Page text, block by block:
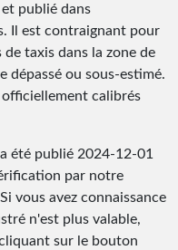
publié dans
Il est contraignant pour
taxis dans la zone de
ou sous-estimé.
calibrés
été publié 2024-12-01
par notre
vous avez connaissance
n'est plus valable,
sur le bouton